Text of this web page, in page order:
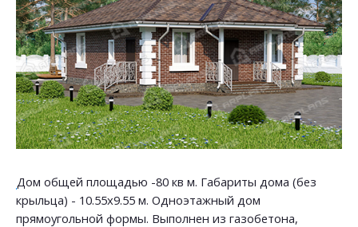
Дом общей площадью -80 кв м. Габариты дома (без
крыльца) - 10.55х9.55 м. Одноэтажный дом
прямоугольной формы. Выполнен из газобетона,